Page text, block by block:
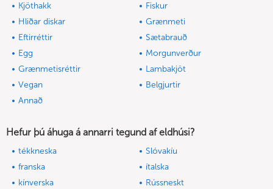
Kjöthakk
Fiskur
Hliðar diskar
Grænmeti
Eftirréttir
Sætabrauð
Egg
Morgunverður
Grænmetisréttir
Lambakjöt
Vegan
Belgjurtir
Annað
Hefur þú áhuga á annarri tegund af eldhúsi?
tékkneska
Slóvakíu
franska
ítalska
kínverska
Rússneskt